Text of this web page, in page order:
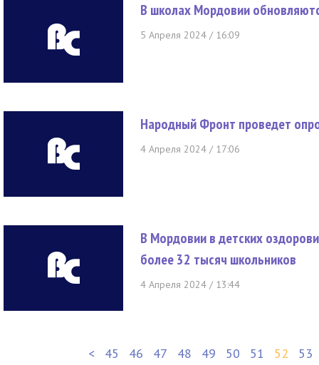
В школах Мордовии
5 Апреля 2024 / 16:09
Народный Фронт проведет
4 Апреля 2024 / 17:06
В Мордовии в детских
более 32 тысяч школьников
4 Апреля 2024 / 13:44
< 45 46 47 48 49 50 51 52 53